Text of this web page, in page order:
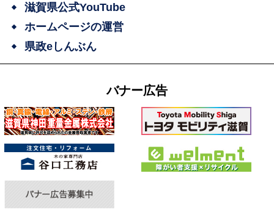
滋賀県公式YouTube
ホームページの運営
県政eしんぶん
バナー広告